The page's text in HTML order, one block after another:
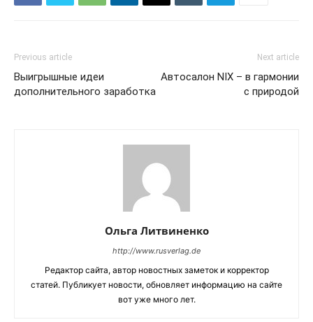
Previous article
Выигрышные идеи
дополнительного заработка
Next article
Автосалон NIX – в гармонии
с природой
Ольга Литвиненко
http://www.rusverlag.de
Редактор сайта, автор новостных заметок и корректор
статей. Публикует новости, обновляет информацию на сайте
вот уже много лет.